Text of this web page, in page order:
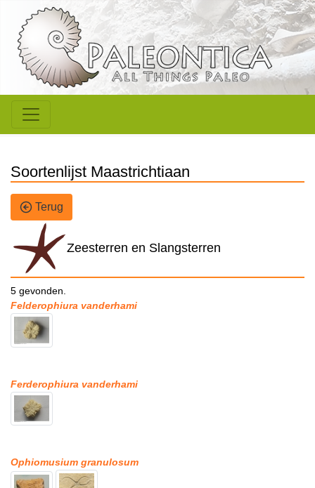
Soortenlijst Maastrichtiaan
Terug
Zeesterren en Slangsterren
5 gevonden.
Felderophiura vanderhami
Ferderophiura vanderhami
Ophiomusium granulosum